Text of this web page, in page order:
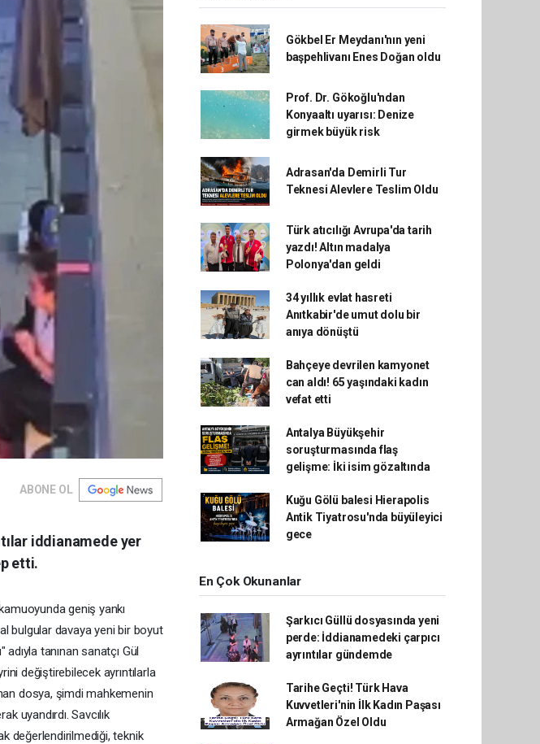
ABONE OL
iddianamede yer
etti.
geniş yankı
bulgular davaya yeni bir boyut
tanınan sanatçı Gül
değiştirebilecek ayrıntılarla
dosya, şimdi mahkemenin
uyandırdı. Savcılık
değerlendirilmediği, teknik
Gökbel Er Meydanı'nın yeni
başpehlivanı Enes Doğan oldu
Prof. Dr. Gökoğlu'ndan
Konyaaltı uyarısı: Denize
girmek büyük risk
Adrasan'da Demirli Tur
Teknesi Alevlere Teslim Oldu
Türk atıcılığı Avrupa'da tarih
yazdı! Altın madalya
Polonya'dan geldi
34 yıllık evlat hasreti
Anıtkabir'de umut dolu bir
anıya dönüştü
Bahçeye devrilen kamyonet
can aldı! 65 yaşındaki kadın
vefat etti
Antalya Büyükşehir
soruşturmasında flaş
gelişme: İki isim gözaltında
Kuğu Gölü balesi Hierapolis
Antik Tiyatrosu'nda büyüleyici
gece
En Çok Okunanlar
Şarkıcı Güllü dosyasında yeni
perde: İddianamedeki çarpıcı
ayrıntılar gündemde
Tarihe Geçti! Türk Hava
Kuvvetleri'nin İlk Kadın Paşası
Armağan Özel Oldu